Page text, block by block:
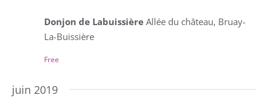
Donjon de Labuissière Allée du château, Bruay-
La-Buissière
Free
juin 2019